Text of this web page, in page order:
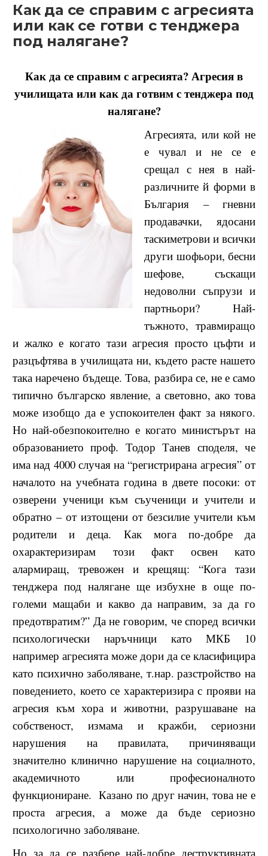
Как да се справим с агресията
или как се готви с тенджера
под налягане?
Как да се справим с агресията? Агресия в
училищата или как да готвим с тенджера под
налягане?
Агресията, или кой не
е чувал и не се е
срещал с нея в най-
различните й форми в
България – гневни
продавачки, ядосани
таскиметрови и всички
други шофьори, бесни
шефове, съскащи
недоволни съпрузи и
партньори? Най-
тъжното, травмиращо
и жалко е когато тази агресия просто цъфти и
разцъфтява в училищата ни, където расте нашето
така наречено бъдеще. Това, разбира се, не е само
типично българско явление, а световно, ако това
може изобщо да е успокоителен факт за някого.
Но най-обезпокоително е когато министърът на
образованието проф. Тодор Танев споделя, че
има над 4000 случая на “регистрирана агресия” от
началото на учебната година в двете посоки: от
озверени ученици към съученици и учители и
обратно – от изтощени от безсилие учители към
родители и деца. Как мога по-добре да
охарактеризирам този факт освен като
алармиращ, тревожен и крещящ: “Кога тази
тенджера под налягане ще избухне в още по-
големи мащаби и какво да направим, за да го
предотвратим?” Да не говорим, че според всички
психологически наръчници като МКБ 10
например агресията може дори да се класифицира
като психично заболяване, т.нар. разстройство на
поведението, което се характеризира с прояви на
агресия към хора и животни, разрушаване на
собственост, измама и кражби, сериозни
нарушения на правилата, причиняващи
значително клинично нарушение на социалното,
академичното или професионалното
функциониране. Казано по друг начин, това не е
проста агресия, а може да бъде сериозно
психологично заболяване.
Но за да се разбере най-добре деструктивната